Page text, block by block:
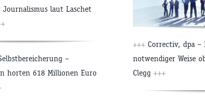
Journalismus laut Laschet
–
horten 618 Millionen Euro
+++ Correctiv, dpa –
notwendiger Weise
Clegg +++